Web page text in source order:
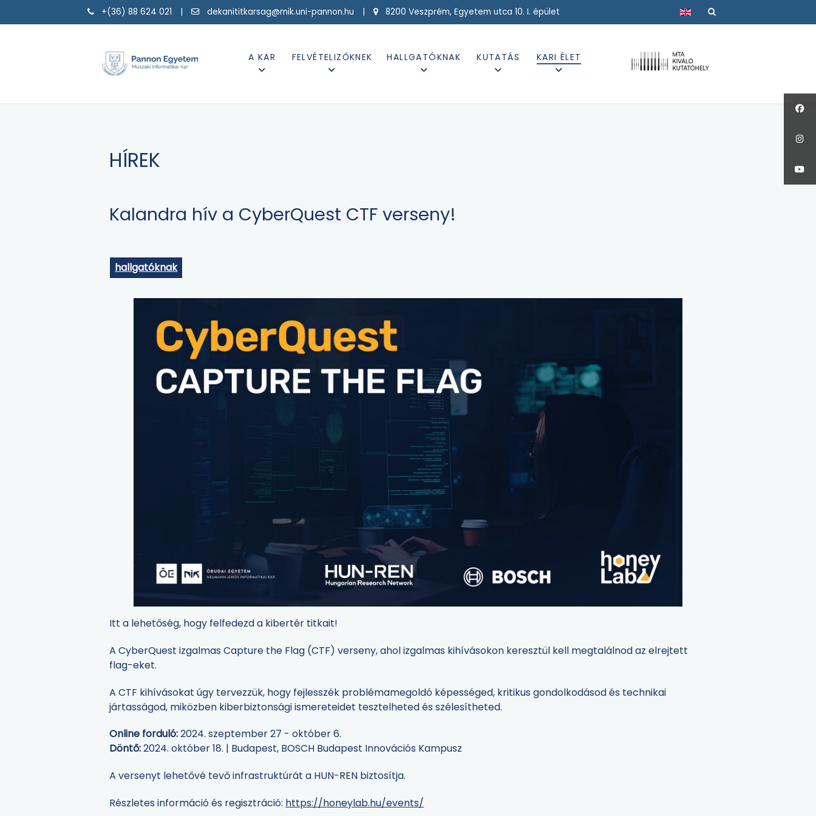
+(36) 88 624 021 | dekanititkarsag@mik.uni-pannon.hu | 8200 Veszprém, Egyetem utca 10. I. épület Válasszon nyelvet
A KAR FELVÉTELIZŐKNEK HALLGATÓKNAK KUTATÁS KARI ÉLET
HÍREK
Kalandra hív a CyberQuest CTF verseny!
hallgatóknak
Itt a lehetőség, hogy felfedezd a kibertér titkait!
A CyberQuest izgalmas Capture the Flag (CTF) verseny, ahol izgalmas kihívásokon keresztül kell megtalálnod az elrejtett
flag-eket.
A CTF kihívásokat úgy tervezzük, hogy fejlesszék problémamegoldó képességed, kritikus gondolkodásod és technikai
jártasságod, miközben kiberbiztonsági ismereteidet tesztelheted és szélesítheted.
Online forduló:2024. szeptember 27 - október 6.
Döntő:2024. október 18. | Budapest, BOSCH Budapest Innovációs Kampusz
A versenyt lehetővé tevő infrastruktúrát a HUN-REN biztosítja.
Részletes információ és regisztráció: https://honeylab.hu/events/